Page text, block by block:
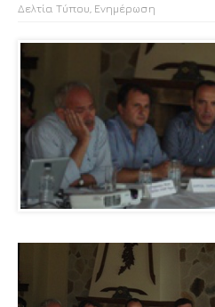
Δελτία Τύπου Ενημέρωση